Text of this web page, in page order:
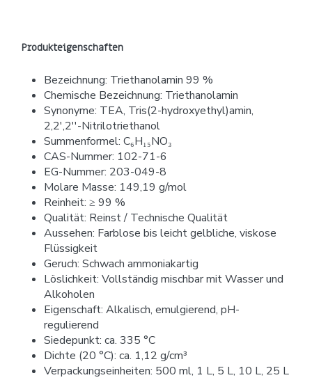
Produkteigenschaften
Bezeichnung: Triethanolamin 99 %
Chemische Bezeichnung: Triethanolamin
Synonyme: TEA, Tris(2-hydroxyethyl)amin,
2,2',2''-Nitrilotriethanol
Summenformel: C₆H₁₅NO₃
CAS-Nummer: 102-71-6
EG-Nummer: 203-049-8
Molare Masse: 149,19 g/mol
Reinheit: ≥ 99 %
Qualität: Reinst / Technische Qualität
Aussehen: Farblose bis leicht gelbliche, viskose
Flüssigkeit
Geruch: Schwach ammoniakartig
Löslichkeit: Vollständig mischbar mit Wasser und
Alkoholen
Eigenschaft: Alkalisch, emulgierend, pH-
regulierend
Siedepunkt: ca. 335 °C
Dichte (20 °C): ca. 1,12 g/cm³
Verpackungseinheiten: 500 ml, 1 L, 5 L, 10 L, 25 L